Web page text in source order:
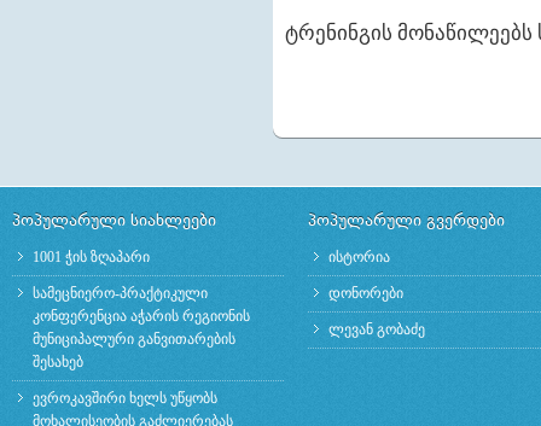
ტრენინგის
პოპულარული სიახლეები
1001 ჭის ზღაპარი
სამეცნიერო-პრაქტიკული
კონფერენცია აჭარის რეგიონის
მუნიციპალური განვითარების
შესახებ
ევროკავშირი ხელს უწყობს
მოხალისეობის გაძლიერებას
პოპულარული გვერდები
ისტორია
დონორები
ლევან გობაძე